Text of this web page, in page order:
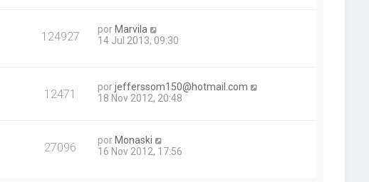
124927 por Marvila
14 Jul 2013, 09:30
12471 porjefferssom150@hotmail.com
18 Nov 2012, 20:48
27096 por Monaski
16 Nov 2012, 17:56